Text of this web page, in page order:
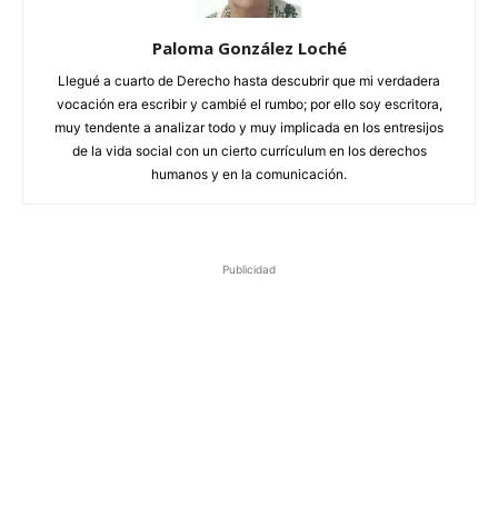
Paloma González Loché
Llegué a cuarto de Derecho hasta descubrir que mi verdadera
vocación era escribir y cambié el rumbo; por ello soy escritora,
muy tendente a analizar todo y muy implicada en los entresijos
de la vida social con un cierto currículum en los derechos
humanos y en la comunicación.
Publicidad